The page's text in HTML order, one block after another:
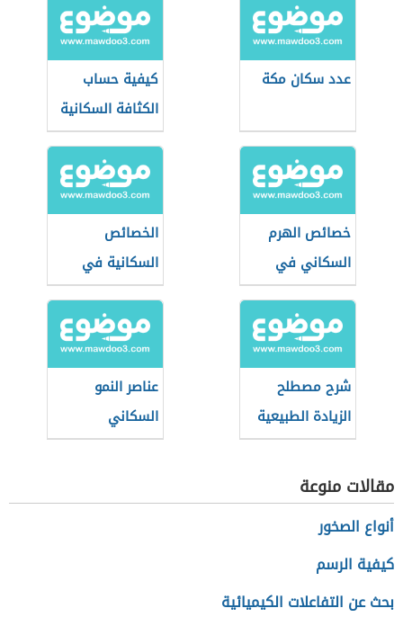
عدد سكان مكة
كيفية حساب
الكثافة السكانية
خصائص الهرم
السكاني في
المجتمعات الهرمة
الخصائص
السكانية في
السعودية
شرح مصطلح
الزيادة الطبيعية
في الجغرافيا
عناصر النمو
السكاني
مقالات منوعة
أنواع الصخور
كيفية الرسم
بحث عن التفاعلات الكيميائية